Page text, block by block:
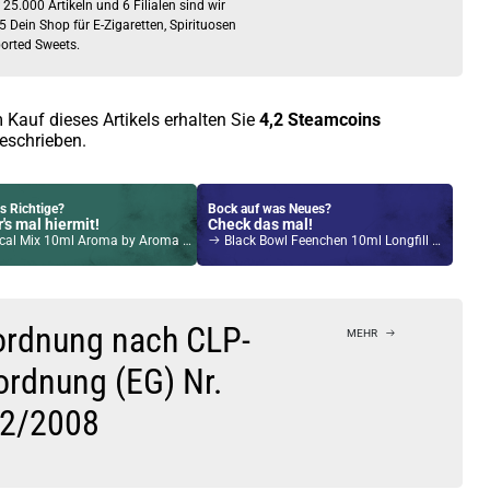
25.000 Artikeln und 6 Filialen sind wir
Dein Shop für E-Zigaretten, Spirituosen
Sweets.
Kauf dieses Artikels erhalten Sie 4,2 Steamcoins
Richtige?
mal hiermit!
10ml Aroma by Aroma Syndikat DeLuxe
Bock auf was Neues?
Check das mal!
Black Bowl Feenchen 10ml Longfill Aroma by Nebelfee
nach CLP-
(EG) Nr.
2008
MEHR